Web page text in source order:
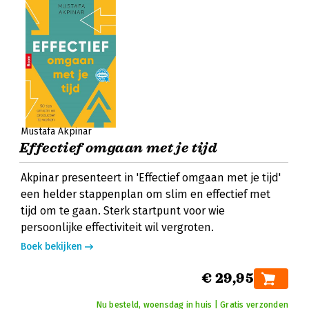
Mustafa Akpinar
Effectief omgaan met je tijd
Akpinar presenteert in 'Effectief omgaan met je tijd'
een helder stappenplan om slim en effectief met
tijd om te gaan. Sterk startpunt voor wie
persoonlijke effectiviteit wil vergroten.
Boek bekijken
€ 29,95
Nu besteld, woensdag in huis | Gratis verzonden